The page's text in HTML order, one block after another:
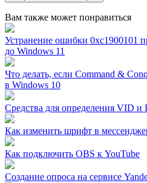
Вам также может понравиться
Устранение ошибки 0xc1900101
до Windows 11
Что делать, если Command &
в Windows 10
Средства для определения VID
Как изменить шрифт в
Как подключить OBS к YouTube
Создание опроса на сервисе